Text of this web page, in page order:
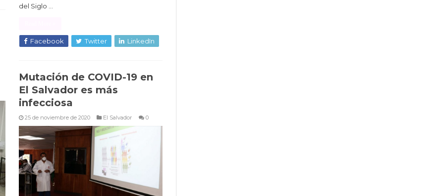
del Siglo …
Facebook Twitter LinkedIn
Mutación de COVID-19 en
El Salvador es más
infecciosa
25 de noviembre de 2020 El Salvador 0